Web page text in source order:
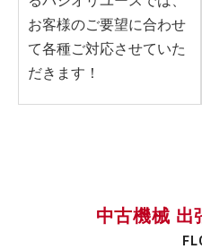
お客様のご要望に合わせ
て各種ご対応させていた
だきます！
中古機械 出